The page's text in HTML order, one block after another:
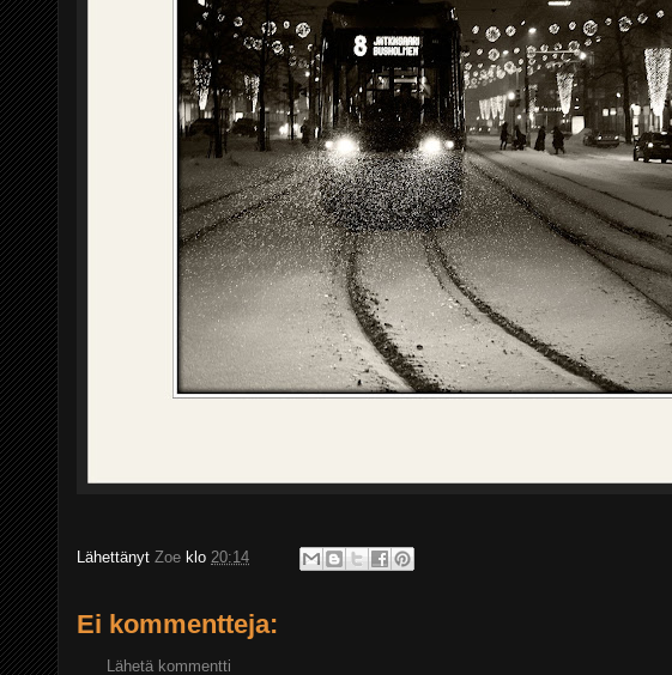
Lähettänyt Zoe klo 20:14
Ei kommentteja:
Lähetä kommentti